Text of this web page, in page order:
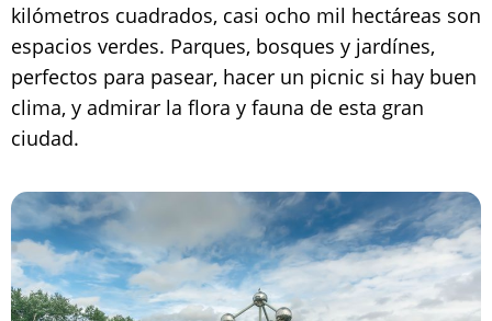
kilómetros cuadrados, casi ocho mil hectáreas son
espacios verdes. Parques, bosques y jardínes,
perfectos para pasear, hacer un picnic si hay buen
clima, y admirar la flora y fauna de esta gran
ciudad.